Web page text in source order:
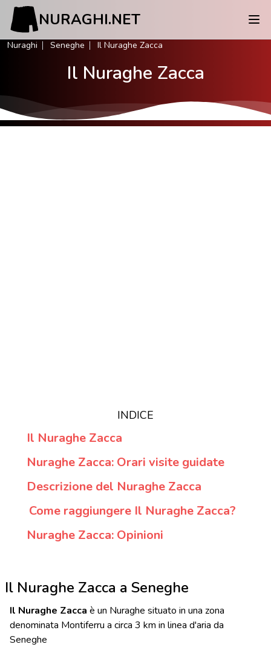
NURAGHI.NET
Nuraghi Seneghe Il Nuraghe Zacca
Il Nuraghe Zacca
INDICE
Il Nuraghe Zacca
Nuraghe Zacca: Orari visite guidate
Descrizione del Nuraghe Zacca
Come raggiungere Il Nuraghe Zacca?
Nuraghe Zacca: Opinioni
Il Nuraghe Zacca a Seneghe
Il Nuraghe Zacca è un Nuraghe situato in una zona
denominata Montiferru a circa 3 km in linea d'aria da
Seneghe